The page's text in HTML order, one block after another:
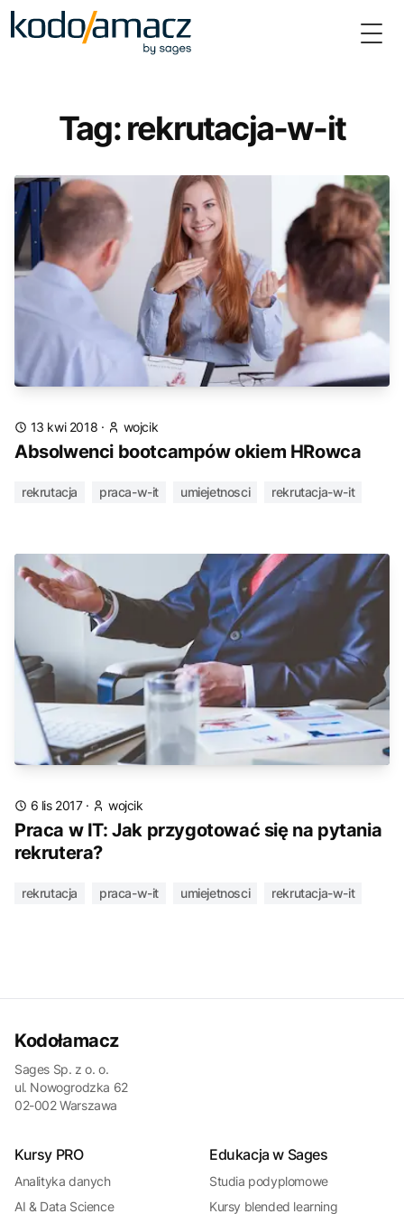
Tag: rekrutacja-w-it
13 kwi 2018 · wojcik
Absolwenci bootcampów okiem HRowca
rekrutacja praca-w-it umiejetnosci rekrutacja-w-it
6 lis 2017· wojcik
Praca w IT: Jak przygotować się na pytania
rekrutera?
rekrutacja praca-w-it umiejetnosci rekrutacja-w-it
Kodołamacz
Sages Sp. z o. o.
ul. Nowogrodzka 62
02-002 Warszawa
Kursy PRO
Analityka danych
AI & Data Science
Edukacja w Sages
Studia podyplomowe
Kursy blended learning